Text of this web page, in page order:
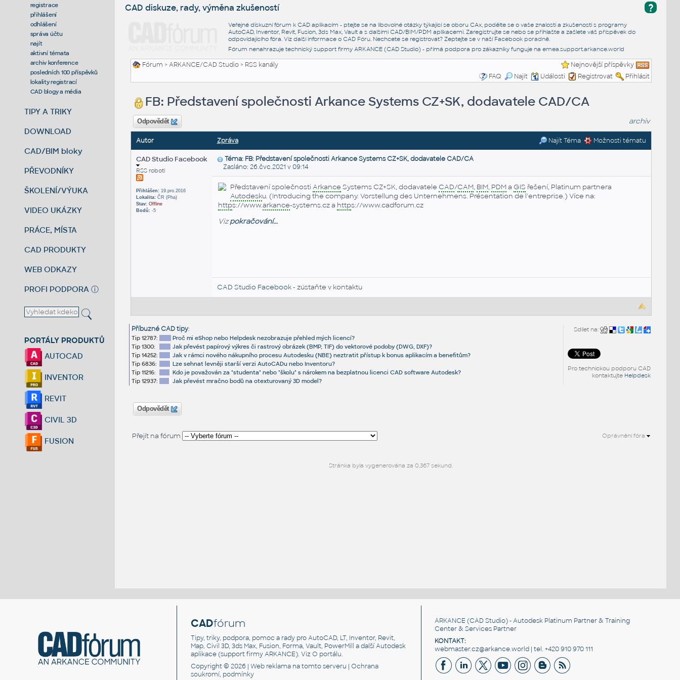
registrace
přihlášení
odhlášení
správa účtu
najít
aktivní témata
archiv konference
posledních 100 příspěvků
lokality registrací
CAD blogy a média
TIPY A TRIKY
DOWNLOAD
CAD/BIM bloky
PŘEVODNÍKY
ŠKOLENÍ/VÝUKA
VIDEO UKÁZKY
PRÁCE, MÍSTA
CAD PRODUKTY
WEB ODKAZY
PROFI PODPORA ⓘ
PORTÁLY PRODUKTŮ
AUTOCAD
INVENTOR
REVIT
CIVIL 3D
FUSION
?
CAD diskuze, rady, výměna zkušeností
Veřejné diskuzní fórum k CAD aplikacím - ptejte se na libovolné otázky týkající se oboru CAx, podělte se o vaše znalosti a zkušenosti s programy
AutoCAD, Inventor, Revit, Fusion, 3ds Max, Vault a s dalšími CAD/BIM/PDM aplikacemi. Zaregistrujte se nebo se přihlašte a zašlete váš příspěvek do
odpovídajícího fóra. Viz další informace o CAD Fóru. Nechcete se registrovat? Zeptejte se v naší Facebook poradně.
Fórum nenahrazuje technický support firmy ARKANCE (CAD Studio) - přímá podpora pro zákazníky funguje na emea.support.arkance.world
Fórum >ARKANCE/CAD Studio> RSS kanály
Nejnovější příspěvky
FAQ
Najít Události Registrovat Přihlásit
FB: Představení společnosti Arkance Systems CZ+SK, dodavatele CAD/CA
Odpovědět archiv
Autor Zpráva Najít Téma Možnosti tématu
CAD Studio Facebook
RSS roboti
Přihlášen:19.pro.2016
Lokalita:ČR (Pha)
Stav: Offline
Bodů:-5
Téma: FB: Představení společnosti Arkance Systems CZ+SK, dodavatele CAD/CA
Zasláno: 26.čvc.2021 v 09:14
Představení společnosti Arkance Systems CZ+SK, dodavatele CAD/CAM, BIM, PDMa GIS řešení, Platinum partnera
Autodesku. (Introducing the company. Vorstellung des Unternehmens. Présentation de l'entreprise.) Více na:
https://www.arkance-systems.cz a https://www.cadforum.cz
Vizpokračování...
CAD Studio Facebook- zústaňte v kontaktu
Sdílet na:
Pro technickou podporu CAD
kontaktujte Helpdesk
Příbuzné CAD tipy:
Tip 12787:
Proč mi eShop nebo Helpdesk nezobrazuje přehled mých licencí?
Tip 1300:
Jak převést papírový výkres či rastrový obrázek (BMP, TIF) do vektorové podoby (DWG, DXF)?
Tip 14252:
Jak v rámci nového nákupního procesu Autodesku (NBE) neztratit přístup k bonus aplikacím a benefitům?
Tip 6836:
Lze sehnat levněji starší verzi AutoCADu nebo Inventoru?
Tip 11216:
Kdo je považován za "studenta" nebo "školu" s nárokem na bezplatnou licenci CAD software Autodesk?
Tip 12937:
Jak převést mračno bodů na otexturovaný 3D model?
Odpovědět
Přejít na fórum Oprávnění fóra
Stránka byla vygenerována za 0,367 sekund.
CADfórum
Tipy, triky, podpora, pomoc a rady pro AutoCAD, LT, Inventor, Revit,
Map, Civil 3D, 3ds Max, Fusion, Forma, Vault, PowerMill a další Autodesk
aplikace (support firmy ARKANCE). VizO portálu.
Copyright © 2026 |Web reklama na tomto serveru |Ochrana
soukromí, podmínky
ARKANCE (CAD Studio) - Autodesk Platinum Partner & Training
Center & Services Partner
KONTAKT:
webmaster.cz@arkance.world | tel. +420 910 970 111